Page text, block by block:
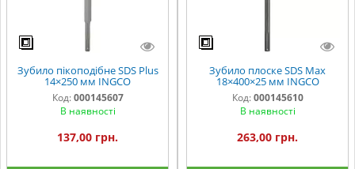
Зубило пікоподібне SDS Plus
14×250 мм INGCO
Код: 000145607
В наявності
137,00 грн.
Зубило плоске SDS Max
18×400×25 мм INGCO
Код: 000145610
В наявності
263,00 грн.